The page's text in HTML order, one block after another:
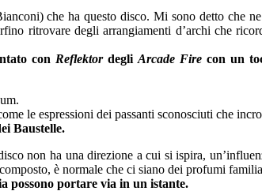
che ha questo disco. Mi sono detto che ne
ritrovare degli arrangiamenti d’archi che
con Reflektor degli Arcade Fire con un
le espressioni dei passanti sconosciuti che
Baustelle.
non ha una direzione a cui si ispira,
è normale che ci siano dei profumi
possono portare via in un istante.